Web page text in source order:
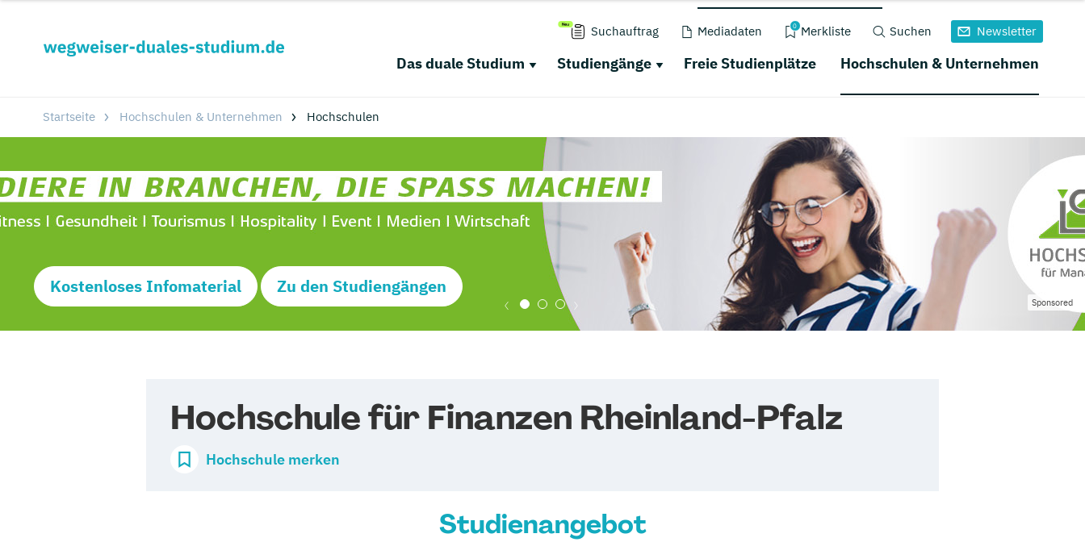
Suchauftrag Mediadaten 0 Merkliste Suchen Newsletter
Das duale Studium Studiengänge Freie Studienplätze Hochschulen & Unternehmen
Startseite Hochschulen & Unternehmen Hochschulen
Kostenloses Infomaterial Zu den Studiengängen
Sponsored
Hochschule für Finanzen Rheinland-Pfalz
Hochschule merken
Studienangebot